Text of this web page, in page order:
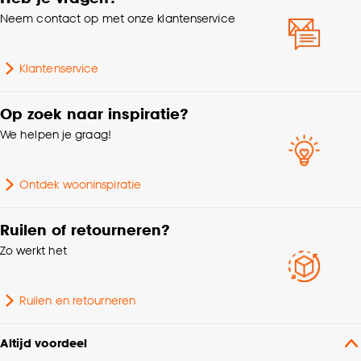
Garantietermijn
Bediening
Afwerking
Raamdecoratie
Neem contact op met onze klantenservice
Klantenservice
Op zoek naar inspiratie?
We helpen je graag!
Ontdek wooninspiratie
Ruilen of retourneren?
Zo werkt het
Ruilen en retourneren
Altijd voordeel